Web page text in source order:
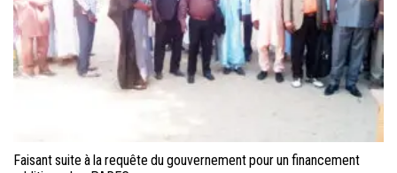
Faisant suite à la requête du gouvernement pour un financement